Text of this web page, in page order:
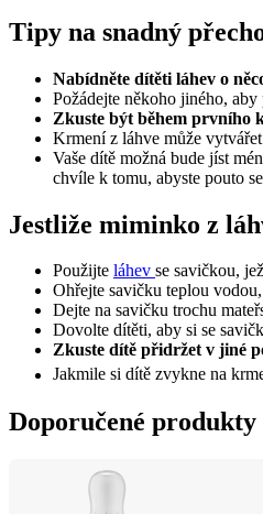
Tipy na snadný
Nabídněte dítěti láhev o
Požádejte někoho jiného,
Zkuste být během prvního
Krmení z láhve může
Vaše dítě možná bude jíst
chvíle k tomu, abyste pouto
Jestliže miminko z
Použijte láhev se savičkou,
Ohřejte savičku teplou
Dejte na savičku trochu
Dovolte dítěti, aby si se
Zkuste dítě přidržet v jiné
Jakmile si dítě zvykne na
Doporučené produkty